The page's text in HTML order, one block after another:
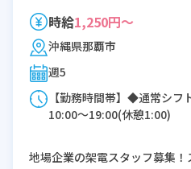
時給1,250円～
沖縄県那覇市
週5
【勤務時間帯】◆通常シフ
10:00〜19:00(休憩1:00)
地場企業の架電スタッフ募集